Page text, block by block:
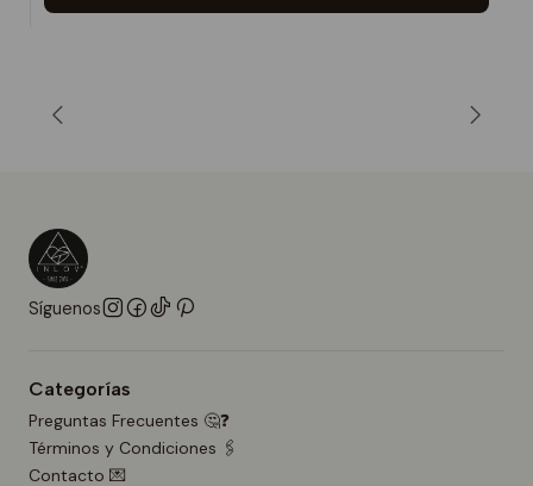
Síguenos
Categorías
Preguntas Frecuentes 🤔❓
Términos y Condiciones 🖇️
Contacto 💌